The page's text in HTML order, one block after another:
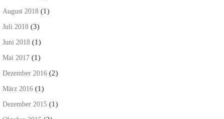
August 2018 (1)
Juli 2018 (3)
Juni 2018 (1)
Mai 2017 (1)
Dezember 2016 (2)
März 2016 (1)
Dezember 2015 (1)